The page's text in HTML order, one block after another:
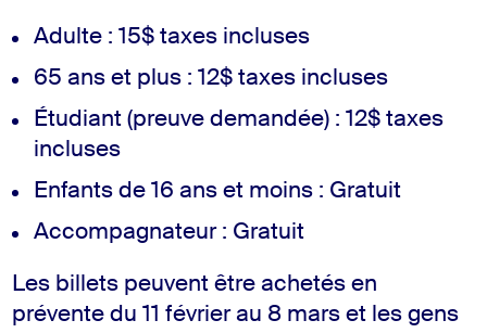
Adulte : 15$ taxes incluses
65 ans et plus : 12$ taxes incluses
Étudiant (preuve demandée) : 12$ taxes
incluses
Enfants de 16 ans et moins : Gratuit
Accompagnateur : Gratuit
Les billets peuvent être achetés en
prévente du 11 février au 8 mars et les gens